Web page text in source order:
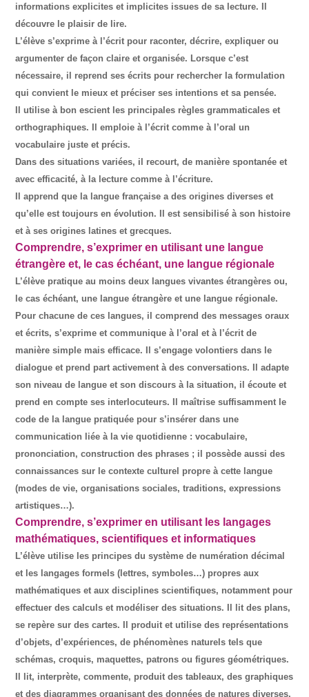
informations explicites et implicites issues de sa lecture. Il
découvre le plaisir de lire.
L’élève s’exprime à l’écrit pour raconter, décrire, expliquer ou
argumenter de façon claire et organisée. Lorsque c’est
nécessaire, il reprend ses écrits pour rechercher la formulation
qui convient le mieux et préciser ses intentions et sa pensée.
Il utilise à bon escient les principales règles grammaticales et
orthographiques. Il emploie à l’écrit comme à l’oral un
vocabulaire juste et précis.
Dans des situations variées, il recourt, de manière spontanée et
avec efficacité, à la lecture comme à l’écriture.
Il apprend que la langue française a des origines diverses et
qu’elle est toujours en évolution. Il est sensibilisé à son histoire
et à ses origines latines et grecques.
Comprendre, s’exprimer en utilisant une langue
étrangère et, le cas échéant, une langue régionale
L’élève pratique au moins deux langues vivantes étrangères ou,
le cas échéant, une langue étrangère et une langue régionale.
Pour chacune de ces langues, il comprend des messages oraux
et écrits, s’exprime et communique à l’oral et à l’écrit de
manière simple mais efficace. Il s’engage volontiers dans le
dialogue et prend part activement à des conversations. Il adapte
son niveau de langue et son discours à la situation, il écoute et
prend en compte ses interlocuteurs. Il maîtrise suffisamment le
code de la langue pratiquée pour s’insérer dans une
communication liée à la vie quotidienne : vocabulaire,
prononciation, construction des phrases ; il possède aussi des
connaissances sur le contexte culturel propre à cette langue
(modes de vie, organisations sociales, traditions, expressions
artistiques…).
Comprendre, s’exprimer en utilisant les langages
mathématiques, scientifiques et informatiques
L’élève utilise les principes du système de numération décimal
et les langages formels (lettres, symboles…) propres aux
mathématiques et aux disciplines scientifiques, notamment pour
effectuer des calculs et modéliser des situations. Il lit des plans,
se repère sur des cartes. Il produit et utilise des représentations
d’objets, d’expériences, de phénomènes naturels tels que
schémas, croquis, maquettes, patrons ou figures géométriques.
Il lit, interprète, commente, produit des tableaux, des graphiques
et des diagrammes organisant des données de natures diverses.